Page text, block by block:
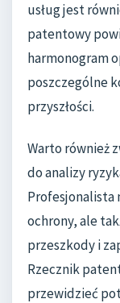
usług jest
patentowy
harmonogram
poszczególne
przyszłości.
Warto również
do analizy
Profesjonalista
ochrony, ale
przeszkody i
Rzecznik
przewidzieć